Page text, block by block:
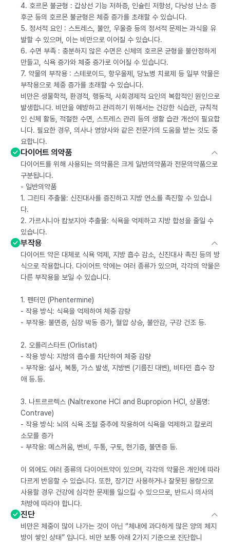
4. 호르몬 불균형 : 갑상선 기능 저하증, 인슐린 저항성, 다낭성 난소 증
후군 등의 호르몬 불균형은 체중 증가를 초래할 수 있습니다.
5. 정서적 요인 : 스트레스, 불안, 우울증 등의 정서적 문제는 과식을 유
발할 수 있으며, 이는 비만으로 이어질 수 있습니다.
6. 수면 부족 : 충분하지 않은 수면은 신체의 호르몬 균형을 불안정하게
만들고, 식욕 증가와 체중 증가로 이어질 수 있습니다.
7. 약물의 부작용 : 스테로이드, 항우울제, 당뇨병 치료제 등 일부 약물은
부작용으로 체중 증가를 초래할 수 있습니다.
비만은 생물학적, 환경적, 행동적, 사회경제적 요인의 복합적인 원인으로
발생합니다. 비만을 예방하고 관리하기 위해서는 건강한 식습관, 규칙적
인 신체 활동, 적절한 수면, 스트레스 관리 등의 생활 습관 개선이 필요합
니다. 필요한 경우, 의사나 영양사와 같은 전문가의 도움을 받는 것도 중
요합니다.
다이어트 의약품
다이어트를 위해 사용되는 의약품은 크게 일반의약품과 전문의약품으로
구분됩니다.
- 일반의약품
1. 그린티 추출물: 신진대사를 증진하고 지방 연소를 촉진할 수 있습니
다.
2. 가르시니아 캄보지아 추출물: 식욕을 억제하고 지방 합성을 줄일 수
있습니다.
부작용
다이어트 약은 대체로 식욕 억제, 지방 흡수 감소, 신진대사 촉진 등의 방
식으로 작용합니다. 다이어트 약에는 여러 종류가 있으며, 각각의 약물은
다른 부작용을 보일 수 있습니다.
1. 펜터민 (Phentermine)
- 작용 방식: 식욕을 억제하여 체중 감량
- 부작용: 불면증, 심장 박동 증가, 혈압 상승, 불안감, 구강 건조 등.
2. 오를리스타트 (Orlistat)
- 작용 방식: 지방의 흡수를 차단하여 체중 감량
- 부작용: 설사, 복통, 가스 발생, 지방변 (기름진 대변), 비타민 흡수 장
애 등.등.
3. 나트르르렉스 (Naltrexone HCl and Bupropion HCl, 상품명:
Contrave)
- 작용 방식: 뇌의 식욕 조절 중추에 작용하여 식욕을 억제하고 칼로리
소모를 증가
- 부작용: 메스꺼움, 변비, 두통, 구토, 현기증, 불면증 등.
이 외에도 여러 종류의 다이어트약이 있으며, 각각의 약물은 개인에 따라
다르게 반응할 수 있습니다. 또한, 장기간 사용하거나 잘못된 용량으로
사용할 경우 건강에 심각한 문제를 일으킬 수 있으므로, 반드시 의사의
처방에 따라야 합니다.
진단
비만은 체중이 많이 나가는 것이 아닌 “체내에 과다하게 많은 양의 체지
방이 쌓인 상태” 입니다. 비만 보통 아래 2가지 기준으로 진단합니